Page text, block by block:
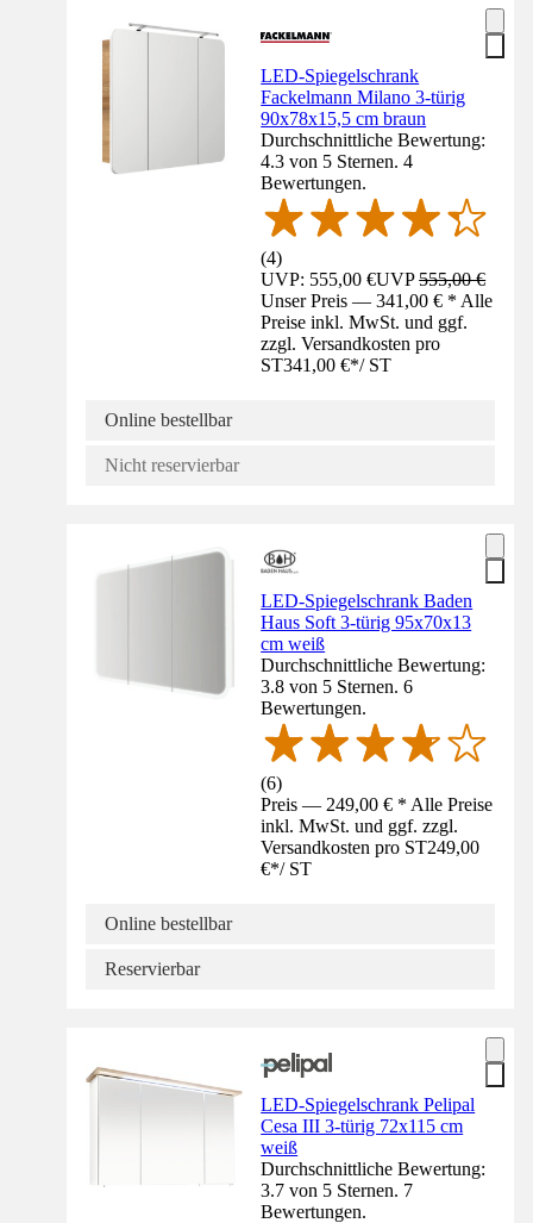
LED-Spiegelschrank
Fackelmann Milano 3-türig
90x78x15,5 cm braun
Durchschnittliche Bewertung:
4.3 von 5 Sternen. 4
Bewertungen.
(4)
UVP: 555,00 €UVP555,00 €
Unser Preis — 341,00 € * Alle
Preise inkl. MwSt. und ggf.
zzgl. Versandkosten pro
ST341,00 €*/ ST
Online bestellbar
Nicht reservierbar
LED-Spiegelschrank Baden
Haus Soft 3-türig 95x70x13
cm weiß
Durchschnittliche Bewertung:
3.8 von 5 Sternen. 6
Bewertungen.
(6)
Preis — 249,00 € * Alle Preise
inkl. MwSt. und ggf. zzgl.
Versandkosten pro ST249,00
€*/ ST
Online bestellbar
Reservierbar
LED-Spiegelschrank Pelipal
Cesa III 3-türig 72x115 cm
weiß
Durchschnittliche Bewertung:
3.7 von 5 Sternen. 7
Bewertungen.